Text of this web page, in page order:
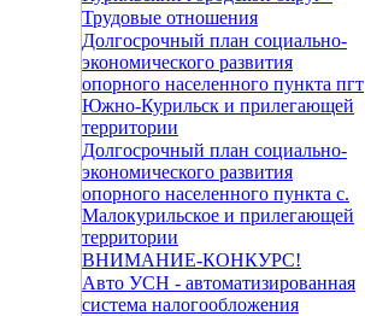
Трудовые отношения
Долгосрочный план социально-
экономического развития
опорного населенного пункта пгт
Южно-Курильск и прилегающей
территории
Долгосрочный план социально-
экономического развития
опорного населенного пункта с.
Малокурильское и прилегающей
территории
ВНИМАНИЕ-КОНКУРС!
Авто УСН - автоматизированная
система налогообложения